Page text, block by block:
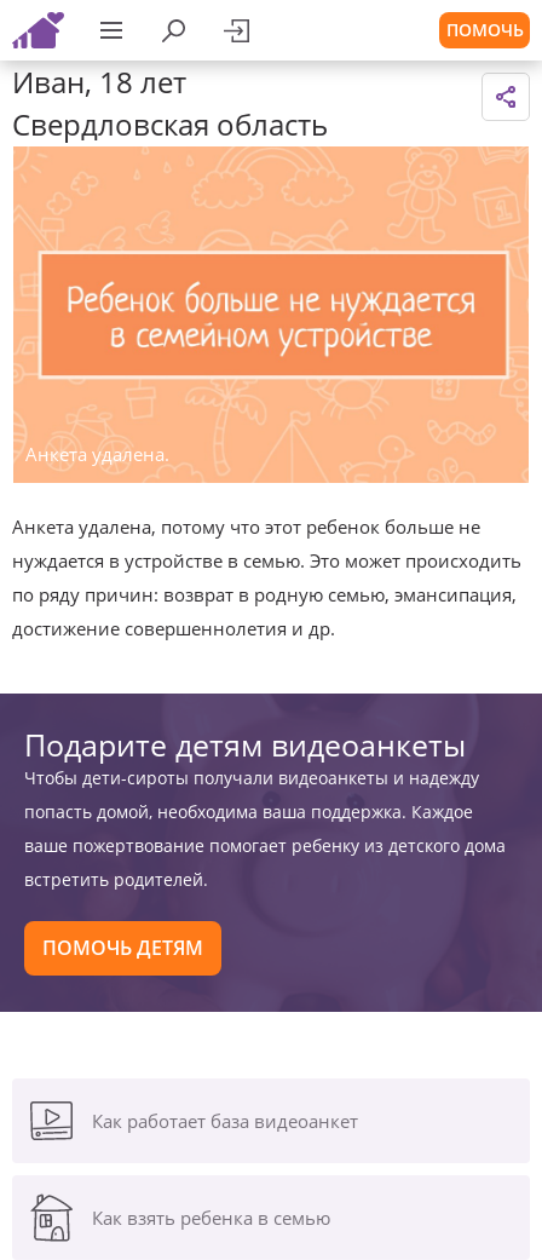
ПОМОЧЬ
Иван, 18 лет
Свердловская область
Анкета удалена.
Анкета удалена, потому что этот ребенок больше не
нуждается в устройстве в семью. Это может происходить
по ряду причин: возврат в родную семью, эмансипация,
достижение совершеннолетия и др.
Подарите детям видеоанкеты
Чтобы дети-сироты получали видеоанкеты и надежду
попасть домой, необходима ваша поддержка. Каждое
ваше пожертвование помогает ребенку из детского дома
встретить родителей.
ПОМОЧЬ ДЕТЯМ
Как работает база видеоанкет
Как взять ребенка в семью